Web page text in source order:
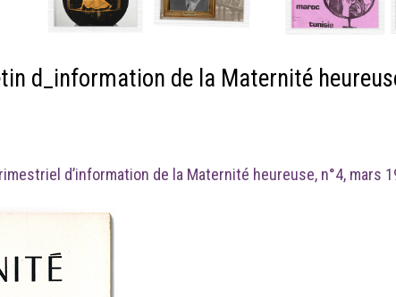
d_information de la Maternité
d’information de la Maternité heureuse, n°4, mars